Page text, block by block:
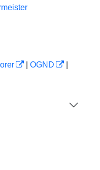
OGND